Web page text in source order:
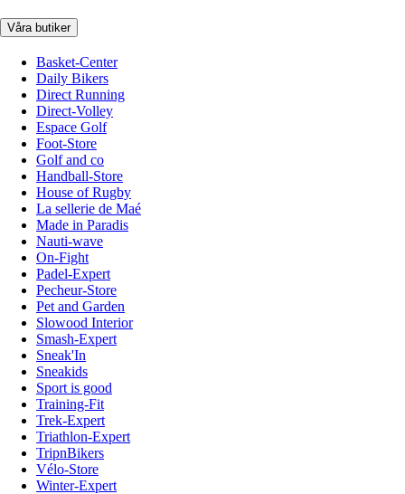
Våra butiker
Basket-Center
Daily Bikers
Direct Running
Direct-Volley
Espace Golf
Foot-Store
Golf and co
Handball-Store
House of Rugby
La sellerie de Maé
Made in Paradis
Nauti-wave
On-Fight
Padel-Expert
Pecheur-Store
Pet and Garden
Slowood Interior
Smash-Expert
Sneak'In
Sneakids
Sport is good
Training-Fit
Trek-Expert
Triathlon-Expert
TripnBikers
Vélo-Store
Winter-Expert